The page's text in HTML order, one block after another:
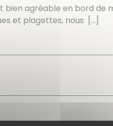
bien agréable en bord de
et plagettes, nous
[…]